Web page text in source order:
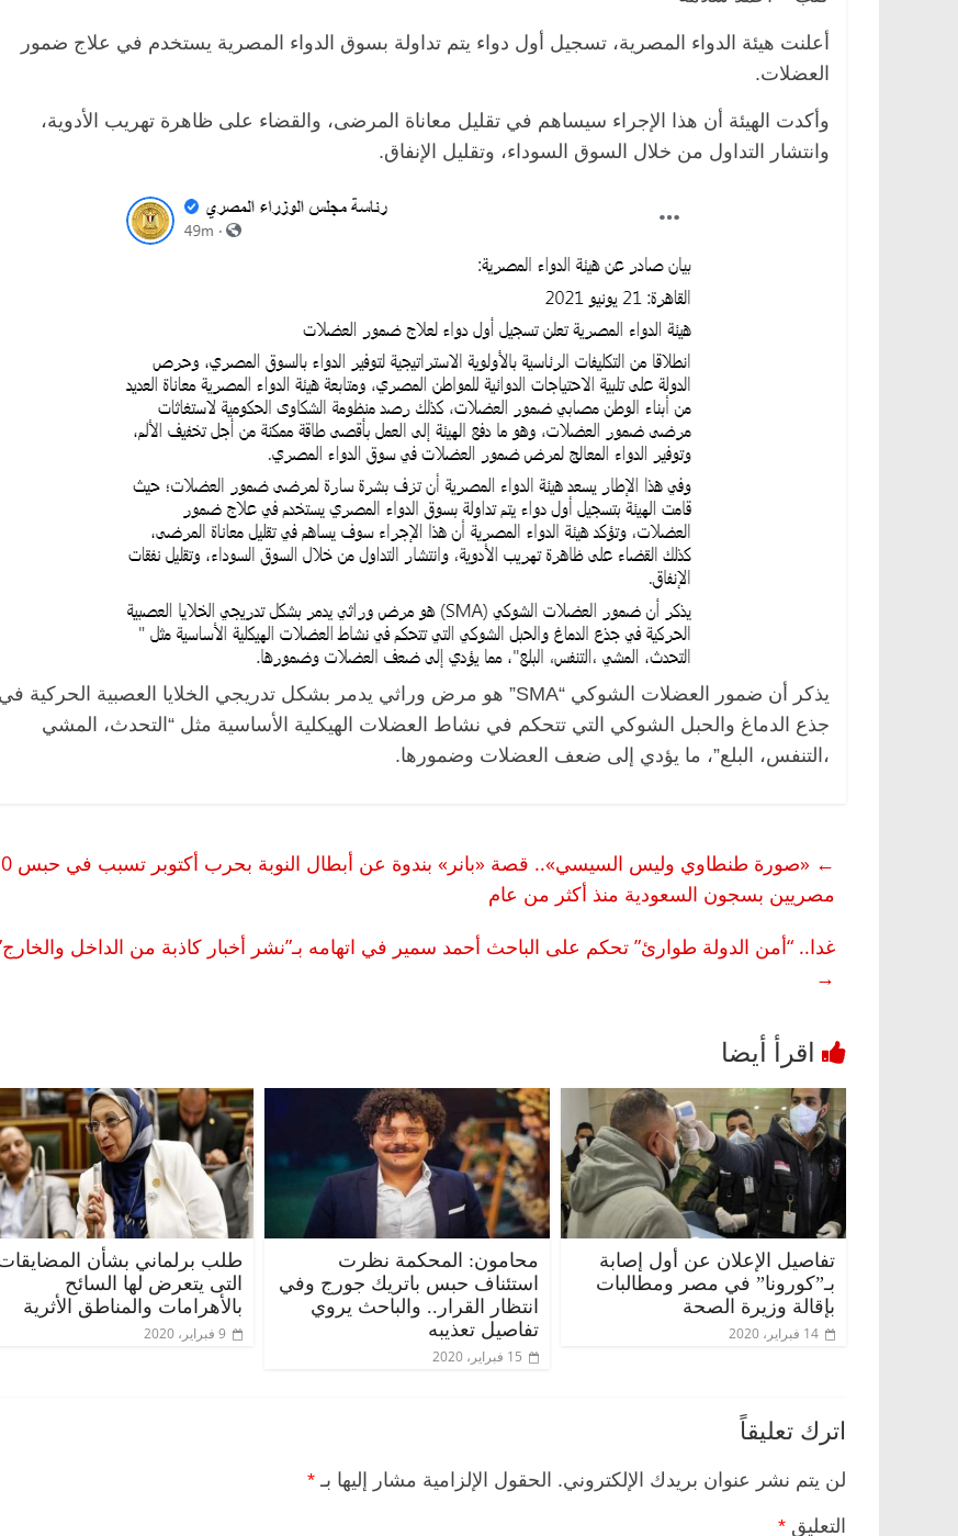
أعلنت هيئة الدواء المصرية، تسجيل أول دواء يتم تداولة بسوق الدواء المصرية يستخدم في علاج ضمور
العضلات.
وأكدت الهيئة أن هذا الإجراء سيساهم في تقليل معاناة المرضى، والقضاء على ظاهرة تهريب الأدوية،
وانتشار التداول من خلال السوق السوداء، وتقليل الإنفاق.
يذكر أن ضمور العضلات الشوكي “SMA” هو مرض وراثي يدمر بشكل تدريجي الخلايا العصبية الحركية في
جذع الدماغ والحبل الشوكي التي تتحكم في نشاط العضلات الهيكلية الأساسية مثل “التحدث، المشي
،التنفس، البلع”، ما يؤدي إلى ضعف العضلات وضمورها.
←
«صورة طنطاوي وليس السيسي».. قصة
مصريين بسجون السعودية منذ أكثر من عام
غدا.. “أمن الدولة طوارئ” تحكم على الباحث أحمد سمير في اتهامه بـ”نشر أخبار كاذبة من الداخل
→
تفاصيل الإعلان عن أول إصابة
بـ”كورونا” في مصر ومطالبات
بإقالة وزيرة الصحة
14 فبراير، 2020
محامون: المحكمة نظرت
استئناف حبس باتريك جورج وفي
انتظار القرار.. والباحث يروي
تفاصيل تعذيبه
15 فبراير، 2020
طلب برلماني بشأن
التى يتعرض لها السائح
بالأهرامات والمناطق الأثرية
9 فبراير، 2020
اترك تعليقاً
لن يتم نشر عنوان بريدك الإلكتروني. الحقول الإلزامية مشار إليها بـ *
التعليق *
الحبايب
الخصخصة الذي دافع عن المال العام
(بروفايل)
قانوني دافع عن قضايا الوطن وانحاز
للحرية (بروفايل)
26 يناير، 2026
ميلاده وحيداً على أبواب